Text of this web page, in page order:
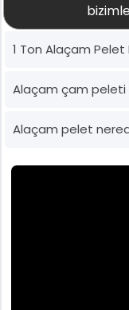
1 Ton Alaçam Pelet
Alaçam çam peleti
Alaçam pelet